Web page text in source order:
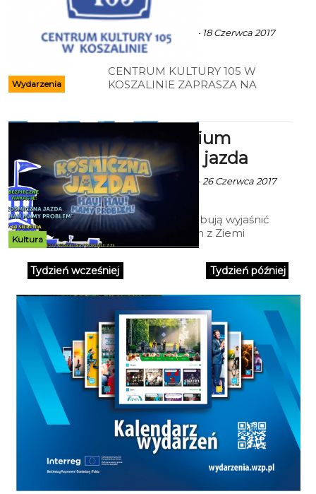
Wydarzenia
ekoszalin POLECA
ekoszalin za CK 105 - 18 Czerwca 2017
godz. 6:24
CENTRUM KULTURY 105 W
KOSZALINIE ZAPRASZA NA
Rozwoju i Upowszechniania
Kultury: 94 347 57 30/32
Kultura
Kino Kriterium
Kosmiczna jazda
ekoszalin za CK 105 - 26 Czerwca 2017
godz. 9:11
Białą i Strzała próbują wyjaśnić
zagadkę ginących z Ziemi
przedmiotów.
Tydzień wcześniej Tydzień później